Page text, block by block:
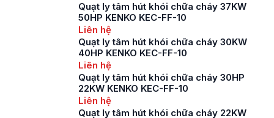
Quạt ly tâm hút khói chữa cháy 37KW
50HP KENKO KEC-FF-10
Liên hệ
Quạt ly tâm hút khói chữa cháy 30KW
40HP KENKO KEC-FF-10
Liên hệ
Quạt ly tâm hút khói chữa cháy 30HP
22KW KENKO KEC-FF-10
Liên hệ
Quạt ly tâm hút khói chữa cháy 22KW